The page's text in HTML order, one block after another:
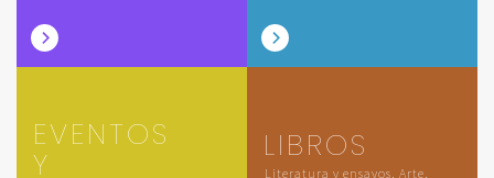
EVENTOS
Y LIBROS
Literatura y ensayos, Arte,